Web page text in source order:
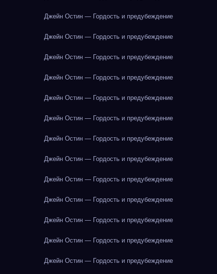
Джейн Остин — Гордость и предубеждение
Джейн Остин — Гордость и предубеждение
Джейн Остин — Гордость и предубеждение
Джейн Остин — Гордость и предубеждение
Джейн Остин — Гордость и предубеждение
Джейн Остин — Гордость и предубеждение
Джейн Остин — Гордость и предубеждение
Джейн Остин — Гордость и предубеждение
Джейн Остин — Гордость и предубеждение
Джейн Остин — Гордость и предубеждение
Джейн Остин — Гордость и предубеждение
Джейн Остин — Гордость и предубеждение
Джейн Остин — Гордость и предубеждение